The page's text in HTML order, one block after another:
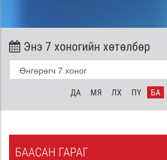
Энэ 7 хоногийн хөтөлбөр
ДА МЯ ЛХ ПҮ БА
БААСАН ГАРАГ